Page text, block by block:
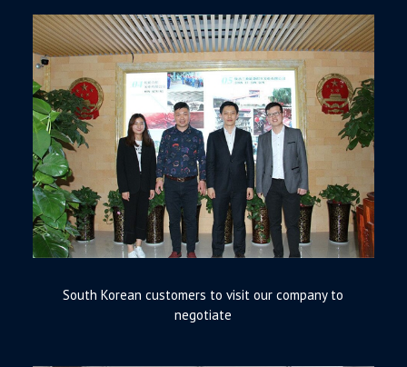
South Korean customers to visit our company to
negotiate